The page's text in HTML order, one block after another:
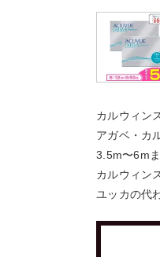
カルウィン
アガベ・カ
3.5m〜6m
カルウィン
ユッカの代